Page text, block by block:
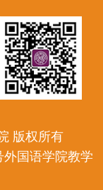
版权所有
外国语学院教学